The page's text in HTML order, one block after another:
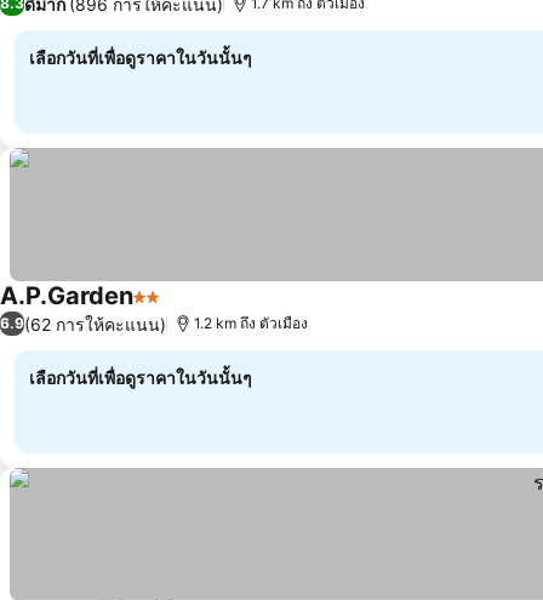
เลือกวันที่เพื่อดูราคาในวันนั้นๆ
A.P.Garden2 ดาว
6.9(62 การให้คะแนน) 1.2 km ถึง ตัวเมือง
เลือกวันที่เพื่อดูราคาในวันนั้นๆ